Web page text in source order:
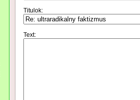
Titulok:
Text: